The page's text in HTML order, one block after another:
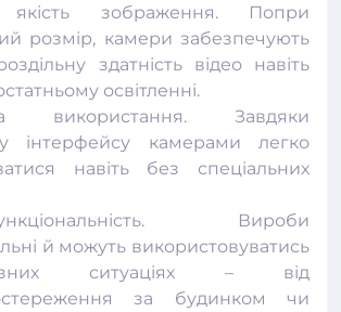
якість зображення. Попри
розмір, камери забезпечують
здатність відео навіть
освітленні.
використання. Завдяки
інтерфейсу камерами легко
навіть без спеціальних
Вироби
й можуть використовуватись
ситуаціях – від
за будинком чи